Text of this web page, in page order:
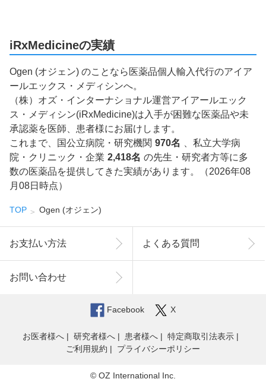
iRxMedicineの実績
Ogen (オジェン) のことなら医薬品個人輸入代行のアイア
ールエックス・メディシンへ。
（株）オズ・インターナショナル運営アイアールエック
ス・メディシン(iRxMedicine)は入手が困難な医薬品や未
承認薬を医師、患者様にお届けします。
これまで、国公立病院・研究機関 970名
、私立大学病
院・クリニック・企業 2,418名 の先生・研究者方等に多
数の医薬品を提供してきた実績があります。（2026年08
月08日時点）
TOP Ogen (オジェン)
お支払い方法 よくある質問
お問い合わせ
Facebook X
お医者様へ 研究者様へ 患者様へ
特定商取引法表示
ご利用規約
プライバシーポリシー
© OZ International Inc.